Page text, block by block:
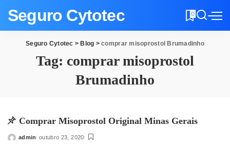
Seguro Cytotec 0
Seguro Cytotec > Blog >comprar misoprostol Brumadinho
Tag: comprar misoprostol
Brumadinho
Comprar Misoprostol Original Minas Gerais
Posted
admin outubro 23, 2020